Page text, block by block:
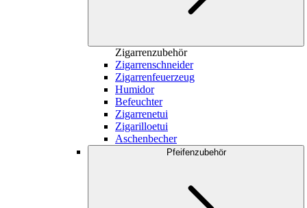
Zigarrenzubehör
Zigarrenschneider
Zigarrenfeuerzeug
Humidor
Befeuchter
Zigarrenetui
Zigarilloetui
Aschenbecher
Pfeifenzubehör